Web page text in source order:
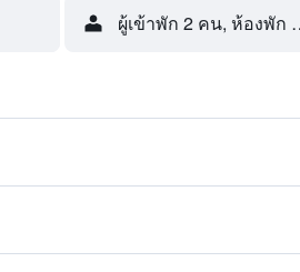
ผู้เข้าพัก 2 คน, ห้องพัก 1